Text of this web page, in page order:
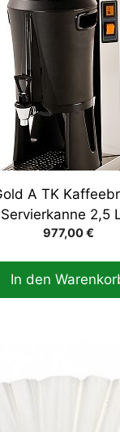
A TK
Servierkanne 2,5
977,00€
In den